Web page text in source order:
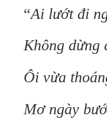
“Ai lướt đi
Không dừng
Ôi vừa
Mơ ngàу